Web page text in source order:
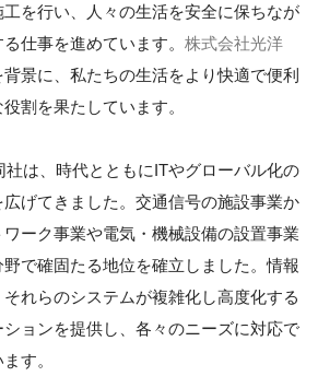
を行い、人々の生活を安全に保ちなが
仕事を進めています。株式会社光洋
景に、私たちの生活をより快適で便利
割を果たしています。
社は、時代とともにITやグローバル化の
げてきました。交通信号の施設事業か
ーク事業や電気・機械設備の設置事業
で確固たる地位を確立しました。情報
れらのシステムが複雑化し高度化する
ョンを提供し、各々のニーズに対応で
す。